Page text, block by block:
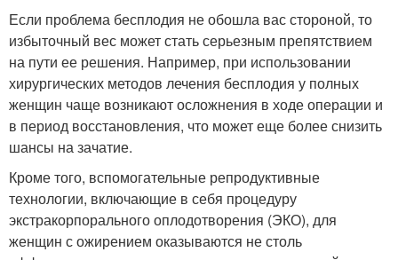
Если проблема бесплодия не обошла вас стороной, то
избыточный вес может стать серьезным препятствием
на пути ее решения. Например, при использовании
хирургических методов лечения бесплодия у полных
женщин чаще возникают осложнения в ходе операции и
в период восстановления, что может еще более снизить
шансы на зачатие.
Кроме того, вспомогательные репродуктивные
технологии, включающие в себя процедуру
экстракорпорального оплодотворения (ЭКО), для
женщин с ожирением оказываются не столь